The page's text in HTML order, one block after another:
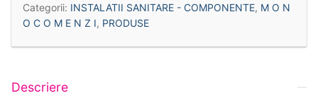
Categorii: INSTALATII SANITARE - COMPONENTE, M O N
O C O M E N Z I, PRODUSE
Descriere